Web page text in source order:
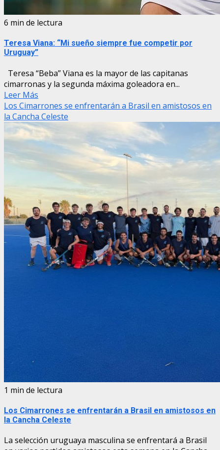
6 min de lectura
Teresa Viana: “Mi sueño siempre fue competir por
Uruguay”
Teresa “Beba” Viana es la mayor de las capitanas
cimarronas y la segunda máxima goleadora en...
Leer Más
Los Cimarrones se enfrentarán a Brasil en amistosos en
la Cancha Celeste
1 min de lectura
Los Cimarrones se enfrentarán a Brasil en amistosos en
la Cancha Celeste
La selección uruguaya masculina se enfrentará a Brasil